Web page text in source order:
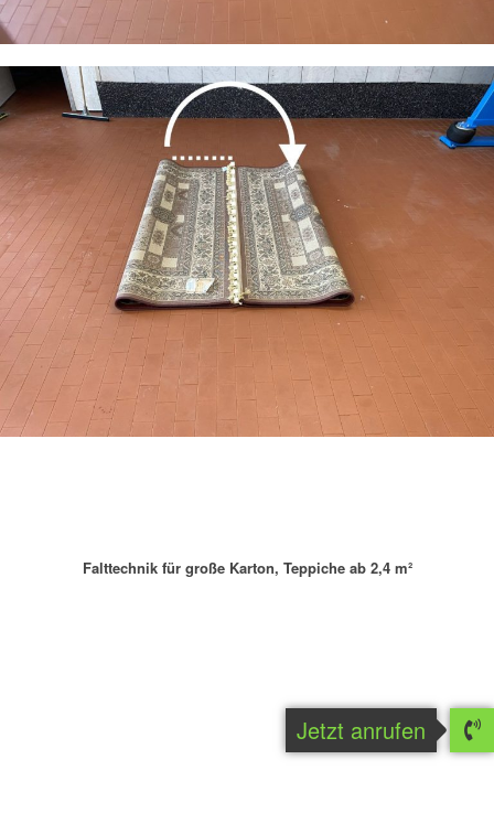
Falttechnik für große Karton, Teppiche ab 2,4 m²
Jetzt anrufen